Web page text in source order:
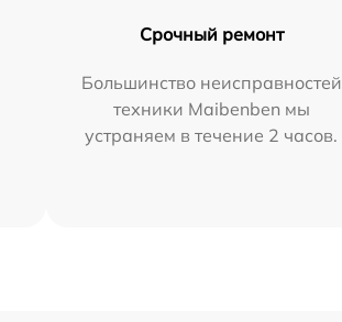
Срочный ремонт
Большинство неисправностей
техники Maibenben мы
устраняем в течение 2 часов.